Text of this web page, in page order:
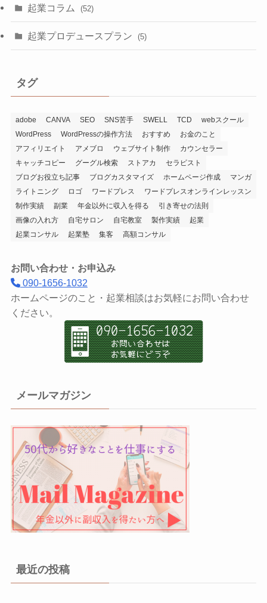
起業コラム (52)
起業プロデュースプラン (5)
タグ
adobe CANVA SEO SNS苦手 SWELL TCD
webスクール
WordPress
WordPressの操作方法 おすすめ
お金のこと
アフィリエイト
アメブロ ウェブサイト制作
カウンセラー
キャッチコピー
グーグル検索 ストアカ
セラピスト
ブログお役立ち記事
ブログカスタマイズ ホームページ作成
マンガ
ライトニング
ロゴ ワードプレス
ワードプレスオンラインレッスン
制作実績
副業 年金以外に収入を得る
引き寄せの法則
画像の入れ方
自宅サロン 自宅教室 製作実績
起業
起業コンサル
起業塾 集客 高額コンサル
お問い合わせ・お申込み
090-1656-1032
ホームページのこと・起業相談はお気軽にお問い合わせ
ください。
メールマガジン
最近の投稿